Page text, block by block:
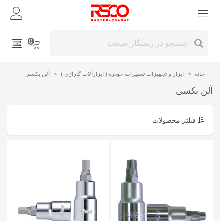
0
خانه > ابزار و تجهیزات تعمیرات خودرو ( ابزارآلات گاراژی ) > آلن بکسی
آلن بکسی
فیلتر محصولات